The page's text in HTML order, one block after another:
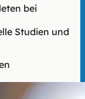
bei
Studien und